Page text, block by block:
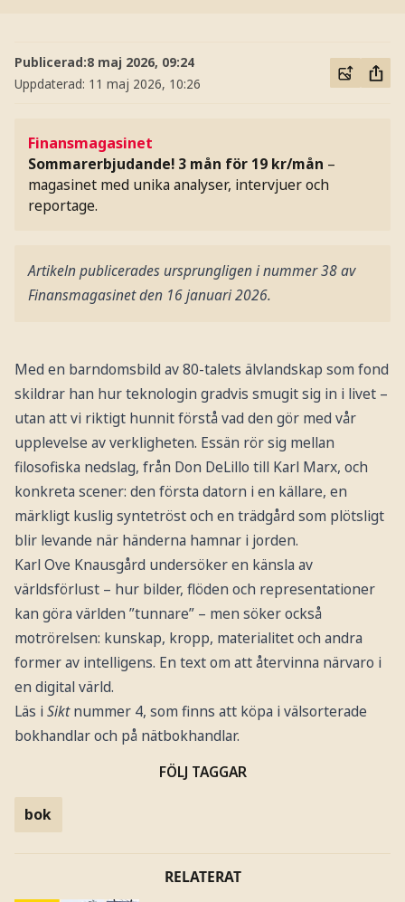
Publicerad:8 maj 2026, 09:24
Uppdaterad: 11 maj 2026, 10:26
Finansmagasinet
Sommarerbjudande! 3 mån för 19 kr/mån –
magasinet med unika analyser, intervjuer och
reportage.
Artikeln publicerades ursprungligen i nummer 38 av
Finansmagasinet den 16 januari 2026.
Med en barndomsbild av 80-talets älvlandskap som fond
skildrar han hur teknologin gradvis smugit sig in i livet –
utan att vi riktigt hunnit förstå vad den gör med vår
upplevelse av verkligheten. Essän rör sig mellan
filosofiska nedslag, från Don DeLillo till Karl Marx, och
konkreta scener: den första datorn i en källare, en
märkligt kuslig syntetröst och en trädgård som plötsligt
blir levande när händerna hamnar i jorden.
Karl Ove Knausgård undersöker en känsla av
världsförlust – hur bilder, flöden och representationer
kan göra världen ”tunnare” – men söker också
motrörelsen: kunskap, kropp, materialitet och andra
former av intelligens. En text om att återvinna närvaro i
en digital värld.
Läs i Siktnummer 4, som finns att köpa i välsorterade
bokhandlar och på nätbokhandlar.
FÖLJ TAGGAR
bok
RELATERAT